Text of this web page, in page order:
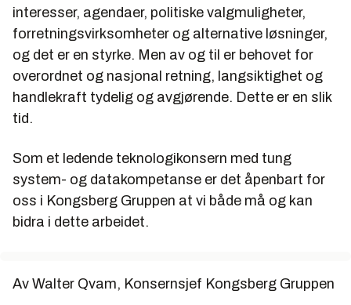
interesser, agendaer, politiske valgmuligheter,
forretningsvirksomheter og alternative løsninger,
og det er en styrke. Men av og til er behovet for
overordnet og nasjonal retning, langsiktighet og
handlekraft tydelig og avgjørende. Dette er en slik
tid.
Som et ledende teknologikonsern med tung
system- og datakompetanse er det åpenbart for
oss i Kongsberg Gruppen at vi både må og kan
bidra i dette arbeidet.
Av Walter Qvam, Konsernsjef Kongsberg Gruppen